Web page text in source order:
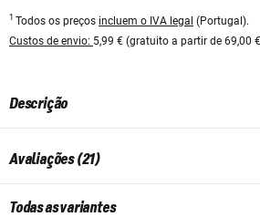
1 Todos os preços incluem o IVA legal (Portugal).
Custos de envio: 5,99 € (gratuito a partir de 69,00
Descrição
Avaliações (21)
Todas as variantes